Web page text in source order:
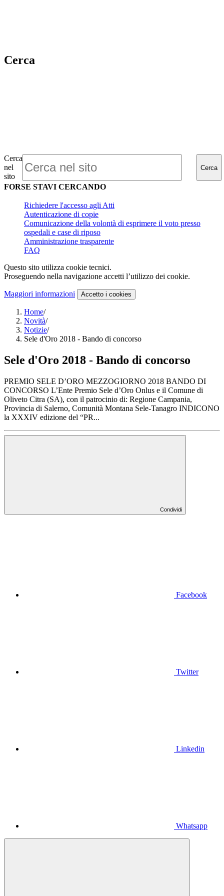
Cerca
Cerca
nel
sito
Cerca
FORSE STAVI CERCANDO
Richiedere l'accesso agli Atti
Autenticazione di copie
Comunicazione della volontà di esprimere il voto presso
ospedali e case di riposo
Amministrazione trasparente
FAQ
Questo sito utilizza cookie tecnici.
Proseguendo nella navigazione accetti l’utilizzo dei cookie.
Maggiori informazioni Accetto i cookies
Home/
Novità/
Notizie/
Sele d'Oro 2018 - Bando di concorso
Sele d'Oro 2018 - Bando di concorso
PREMIO SELE D’ORO MEZZOGIORNO 2018 BANDO DI
CONCORSO L’Ente Premio Sele d’Oro Onlus e il Comune di
Oliveto Citra (SA), con il patrocinio di: Regione Campania,
Provincia di Salerno, Comunità Montana Sele-Tanagro INDICONO
la XXXIV edizione del “PR...
Condividi
Facebook
Twitter
Linkedin
Whatsapp